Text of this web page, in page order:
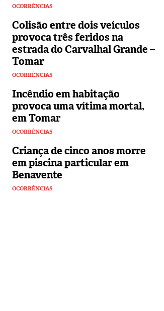
OCORRÊNCIAS
Colisão entre dois veículos
provoca três feridos na
estrada do Carvalhal Grande –
Tomar
OCORRÊNCIAS
Incêndio em habitação
provoca uma vítima mortal,
em Tomar
OCORRÊNCIAS
Criança de cinco anos morre
em piscina particular em
Benavente
OCORRÊNCIAS